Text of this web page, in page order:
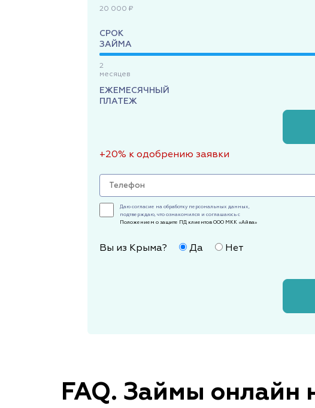
20 000 ₽
СРОК
ЗАЙМА
2
месяцев
ЕЖЕМЕСЯЧНЫЙ
ПЛАТЕЖ
+20% к одобрению заявки
Даю согласие на обработку персональных данных,
подтверждаю, что ознакомился и соглашаюсь с
Положением о защите ПД клиентов ООО МКК «Айва»
Вы из Крыма? Да Нет
FAQ. Займы онлайн